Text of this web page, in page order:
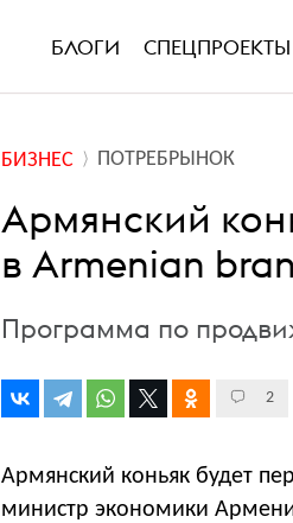
БЛОГИ СПЕЦПРОЕКТЫ
БИЗНЕС ПОТРЕБРЫНОК
Армянский
в Armenian
Программа по
2
Армянский коньяк будет
министр экономики